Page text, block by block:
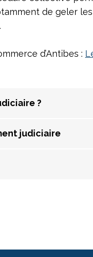
de geler
d’Antibes :
?
judiciaire